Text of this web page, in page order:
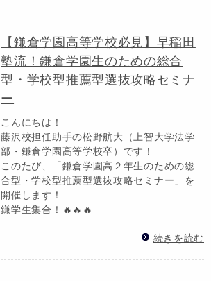
【鎌倉学園高等学校必見】早稲田
塾流！鎌倉学園生のための総合
型・学校型推薦型選抜攻略セミナ
ー
こんにちは！
藤沢校担任助手の松野航大（上智大学法学
部・鎌倉学園高等学校卒）です！
このたび、「鎌倉学園高２年生のための総
合型・学校型推薦型選抜攻略セミナー」を
開催します！
鎌学生集合！🔥🔥🔥
続きを読む